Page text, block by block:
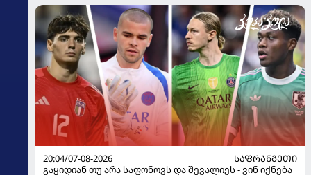
ყოფილმა მეკარემ
20:04/07-08-2026
ᲡᲐᲤᲠᲐᲜᲒᲔᲗᲘ
გაყიდიან თუ არა საფონოვს და შევალიეს - ვინ იქნება